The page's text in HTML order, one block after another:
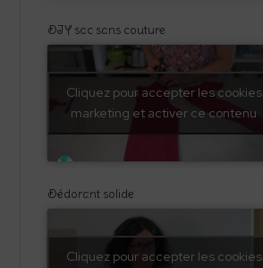
DIY sac sans couture
Cliquez pour accepter les cookies
marketing et activer ce contenu
Dédorant solide
Cliquez pour accepter les cookies